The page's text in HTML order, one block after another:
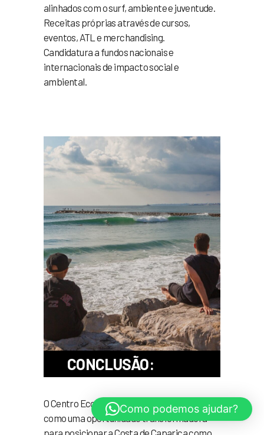
alinhados com o surf, ambiente e juventude.
Receitas próprias através de cursos,
eventos, ATL e merchandising.
Candidatura a fundos nacionais e
internacionais de impacto social e
ambiental.
CONCLUSÃO:
O Centro EcoSurf Caparica configura-se
como uma oportunidade transformadora
para posicionar a Costa de Caparica como
Como podemos ajudar?